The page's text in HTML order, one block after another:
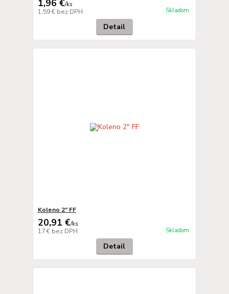
1,96 €/ks
1,59 € bez DPH Skladom
Detail
Koleno 2" FF
20,91 €/ks
17 € bez DPH Skladom
Detail